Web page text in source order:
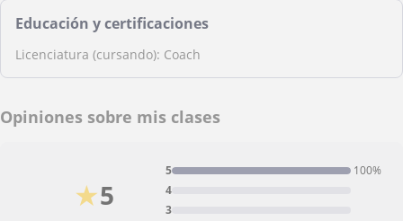
Educación y certificaciones
Licenciatura (cursando): Coach
Opiniones sobre mis clases
5
★ 3
4
5 100%